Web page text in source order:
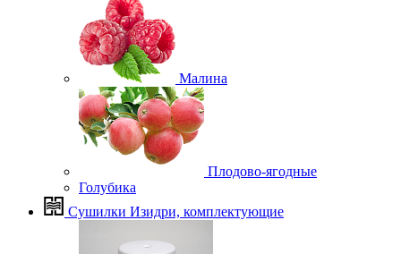
Малина
Плодово-ягодные
Голубика
Сушилки Изидри, комплектующие